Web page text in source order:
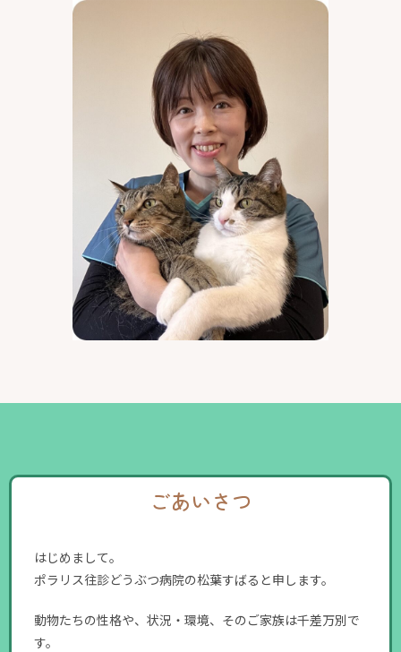
ごあいさつ
はじめまして。
ポラリス往診どうぶつ病院の松葉すばると申します。
動物たちの性格や、状況・環境、そのご家族は千差万別で
す。